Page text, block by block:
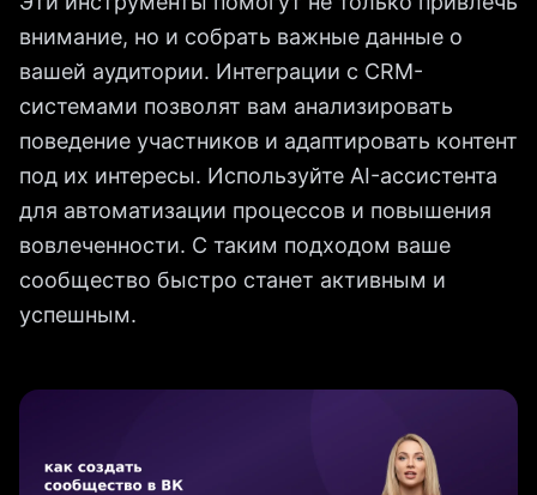
внимание, но и собрать важные данные о
вашей аудитории. Интеграции с CRM-
системами позволят вам анализировать
поведение участников и адаптировать контент
под их интересы. Используйте AI-ассистента
для автоматизации процессов и повышения
вовлеченности. С таким подходом ваше
сообщество быстро станет активным и
успешным.